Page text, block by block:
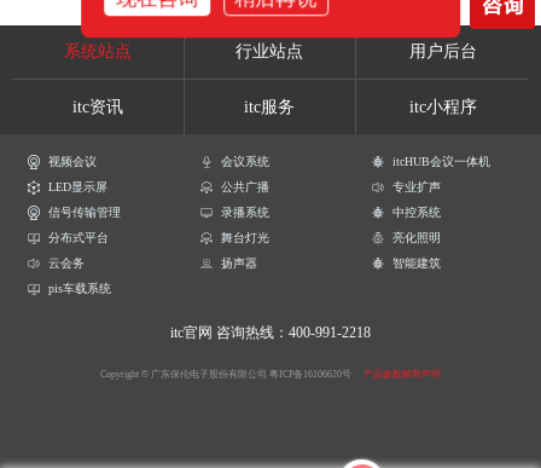
系统站点 行业站点 用户后台
itc资讯 itc服务 itc小程序
视频会议 会议系统
itcHUB会议一体机
LED显示屏
公共广播
专业扩声
信号传输管理
录播系统
中控系统
分布式平台
舞台灯光
亮化照明
云会务
扬声器
智能建筑
pis车载系统
itc官网 咨询热线：400-991-2218
Copyright © 广东保伦电子股份有限公司 粤ICP备16106620号 产品参数解释声明